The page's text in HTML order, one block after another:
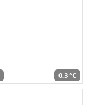
0,3 °C